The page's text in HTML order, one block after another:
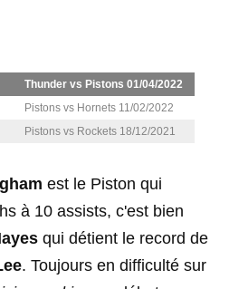
Thunder vs Pistons 01/04/2022
Pistons vs Hornets 11/02/2022
Pistons vs Rockets 18/12/2021
est le Piston qui
à 10 assists, c'est bien
qui détient le record de
. Toujours en difficulté sur